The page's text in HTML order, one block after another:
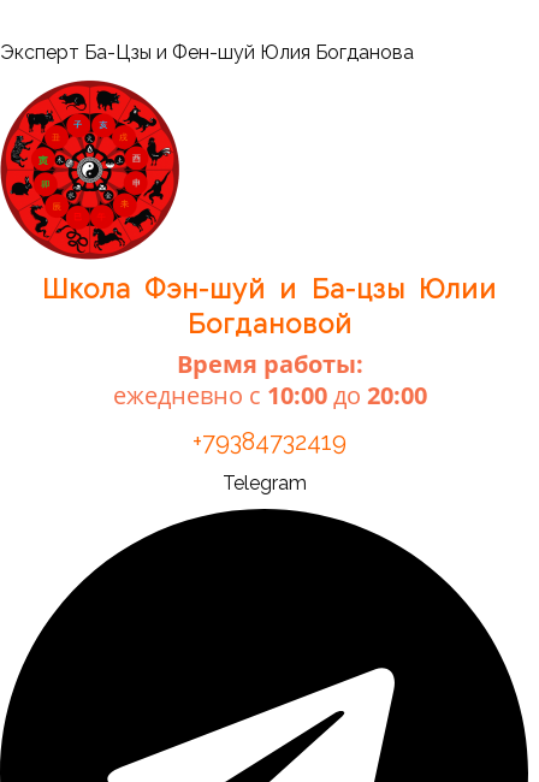
к
содержимому
Эксперт Ба-Цзы и Фен-шуй Юлия Богданова
Школа Фэн-шуй и Ба-цзы Юлии
Богдановой
Время работы:
ежедневно с 10:00до 20:00
+79384732419
Telegram
Меню